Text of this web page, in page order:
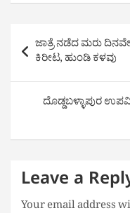
Post
navigation
ಜಾತ್ರೆ ನಡೆದ ಮರು
ಕಿರೀಟ, ಹುಂಡಿ ಕಳವು
ದೊಡ್ಡಬಳ್ಳಾಪುರ
Leave a
Your email address